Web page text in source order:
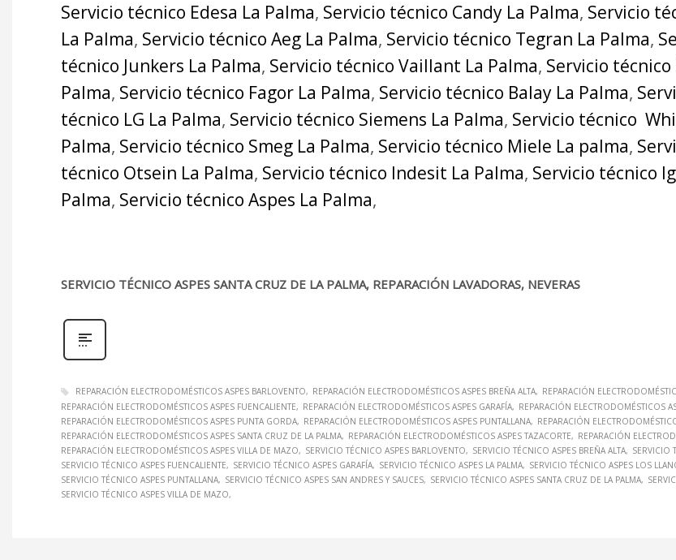
Servicio técnico Edesa La Palma, Servicio técnico Candy La Palma, Servicio
La Palma, Servicio técnico Aeg La Palma, Servicio técnico Tegran La Palma,
técnico Junkers La Palma, Servicio técnico Vaillant La Palma, Servicio técnico
Palma, Servicio técnico Fagor La Palma, Servicio técnico Balay La Palma,
técnico LG La Palma, Servicio técnico Siemens La Palma, Servicio técnico
Palma, Servicio técnico Smeg La Palma, Servicio técnico Miele La palma,
técnico Otsein La Palma, Servicio técnico Indesit La Palma, Servicio técnico
Palma, Servicio técnico Aspes La Palma,
SERVICIO TÉCNICO ASPES SANTA CRUZ DE LA PALMA, REPARACIÓN LAVADORAS, NEVERAS
REPARACIÓN ELECTRODOMÉSTICOS ASPES BARLOVENTO REPARACIÓN ELECTRODOMÉSTICOS ASPES BREÑA ALTA REPARACIÓN
REPARACIÓN ELECTRODOMÉSTICOS ASPES FUENCALIENTE
REPARACIÓN ELECTRODOMÉSTICOS ASPES GARAFÍA REPARACIÓN ELECTRODOMÉSTICOS
REPARACIÓN ELECTRODOMÉSTICOS ASPES PUNTA GORDA
REPARACIÓN ELECTRODOMÉSTICOS ASPES PUNTALLANA
REPARACIÓN
REPARACIÓN ELECTRODOMÉSTICOS ASPES SANTA CRUZ DE LA PALMA
REPARACIÓN ELECTRODOMÉSTICOS ASPES TAZACORTE
REPARACIÓN
REPARACIÓN ELECTRODOMÉSTICOS ASPES VILLA DE MAZO
SERVICIO TÉCNICO ASPES BARLOVENTO SERVICIO TÉCNICO ASPES BREÑA ALTA SERVICIO
SERVICIO TÉCNICO ASPES FUENCALIENTE
SERVICIO TÉCNICO ASPES GARAFÍA SERVICIO TÉCNICO ASPES LA PALMA SERVICIO TÉCNICO ASPES LOS
SERVICIO TÉCNICO ASPES PUNTALLANA
SERVICIO TÉCNICO ASPES SAN ANDRES Y SAUCES SERVICIO TÉCNICO ASPES SANTA CRUZ DE LA PALMA
SERVICIO TÉCNICO ASPES VILLA DE MAZO